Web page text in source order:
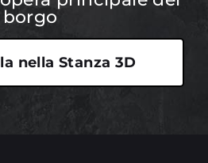
borgo
nella Stanza 3D